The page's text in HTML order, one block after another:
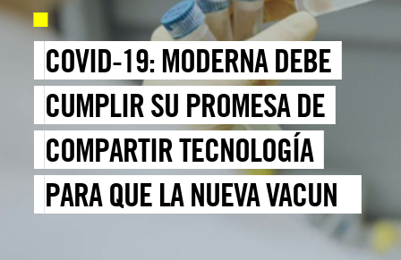
COVID-19: MODERNA DEBE
CUMPLIR SU PROMESA DE
COMPARTIR TECNOLOGÍA
PARA QUE LA NUEVA VACUNA
NO SE LIMITE A LOS PAÍSES